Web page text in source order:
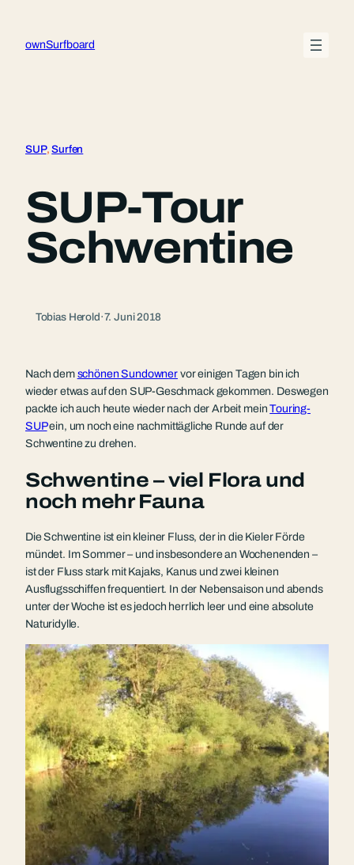
springen
ownSurfboard
SUP, Surfen
SUP-Tour
Schwentine
Tobias Herold·7. Juni 2018
Nach dem schönen Sundownervor einigen Tagen bin ich
wieder etwas auf den SUP-Geschmack gekommen. Deswegen
packte ich auch heute wieder nach der Arbeit meinTouring-
SUPein, um noch eine nachmittägliche Runde auf der
Schwentine zu drehen.
Schwentine – viel Flora und
noch mehr Fauna
Die Schwentine ist ein kleiner Fluss, der in die Kieler Förde
mündet. Im Sommer – und insbesondere an Wochenenden –
ist der Fluss stark mit Kajaks, Kanus und zwei kleinen
Ausflugsschiffen frequentiert. In der Nebensaison und abends
unter der Woche ist es jedoch herrlich leer und eine absolute
Naturidylle.